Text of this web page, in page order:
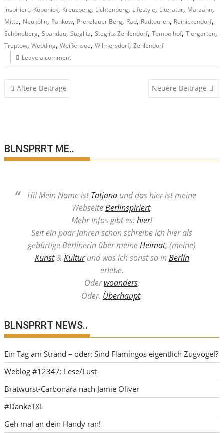
inspiriert, Köpenick, Kreuzberg, Lichtenberg, Lifestyle, Literatur, Marzahn,
Mitte, Neukölln, Pankow, Prenzlauer Berg, Rad, Radtouren, Reinickendorf,
Schöneberg,Spandau,Steglitz,Steglitz-Zehlendorf,Tempelhof,Tiergarten,
Treptow,Wedding,Weißensee,Wilmersdorf,Zehlendorf
Leave a comment
Beitragsnavigation
Ältere Beiträge Neuere Beiträge
BLNSPRRT ME..
Hi! Mein Name istTatjana und das hier ist meine
WebseiteBerlinspiriert.
Mehr Infos gibt es:hier!
Seit ein paar Jahren schon schreibe ich hier als
gebürtige Berlinerin über meineHeimat, (meine)
Kunst& Kulturund was ich sonst so inBerlin
erlebe.
Oderwoanders.
Oder. Überhaupt.
BLNSPRRT NEWS..
Ein Tag am Strand – oder: Sind Flamingos eigentlich Zugvögel?
Weblog #12347: Lese/Lust
Bratwurst-Carbonara nach Jamie Oliver
#DankeTXL
Geh mal an dein Handy ran!